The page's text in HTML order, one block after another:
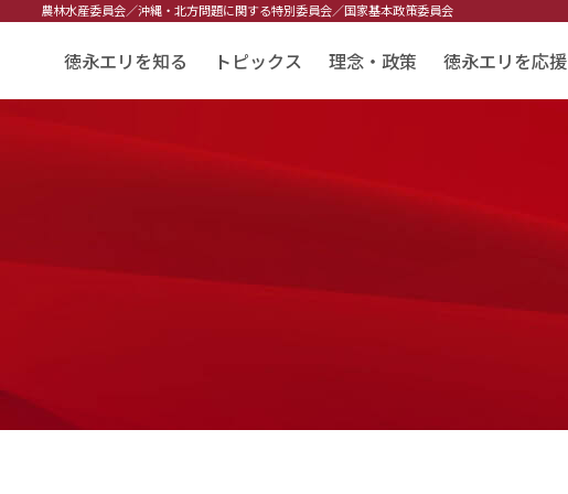
農林水産委員会／沖縄・北方問題に関する特別委員会／国家基本政策委員会
徳永エリを知る トピックス 理念・政策 徳永エリを応援